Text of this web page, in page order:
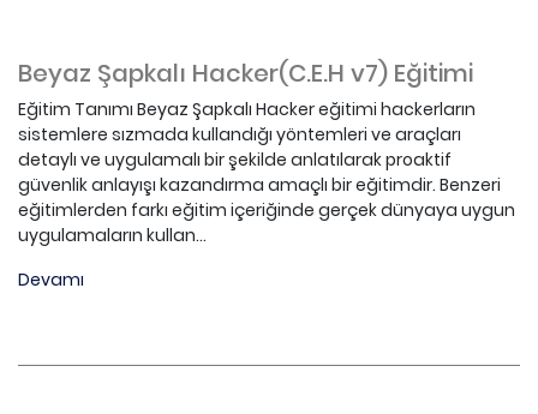
Beyaz Şapkalı Hacker(C.E.H v7) Eğitimi
Eğitim Tanımı Beyaz Şapkalı Hacker eğitimi hackerların
sistemlere sızmada kullandığı yöntemleri ve araçları
detaylı ve uygulamalı bir şekilde anlatılarak proaktif
güvenlik anlayışı kazandırma amaçlı bir eğitimdir. Benzeri
eğitimlerden farkı eğitim içeriğinde gerçek dünyaya uygun
uygulamaların kullan...
Devamı